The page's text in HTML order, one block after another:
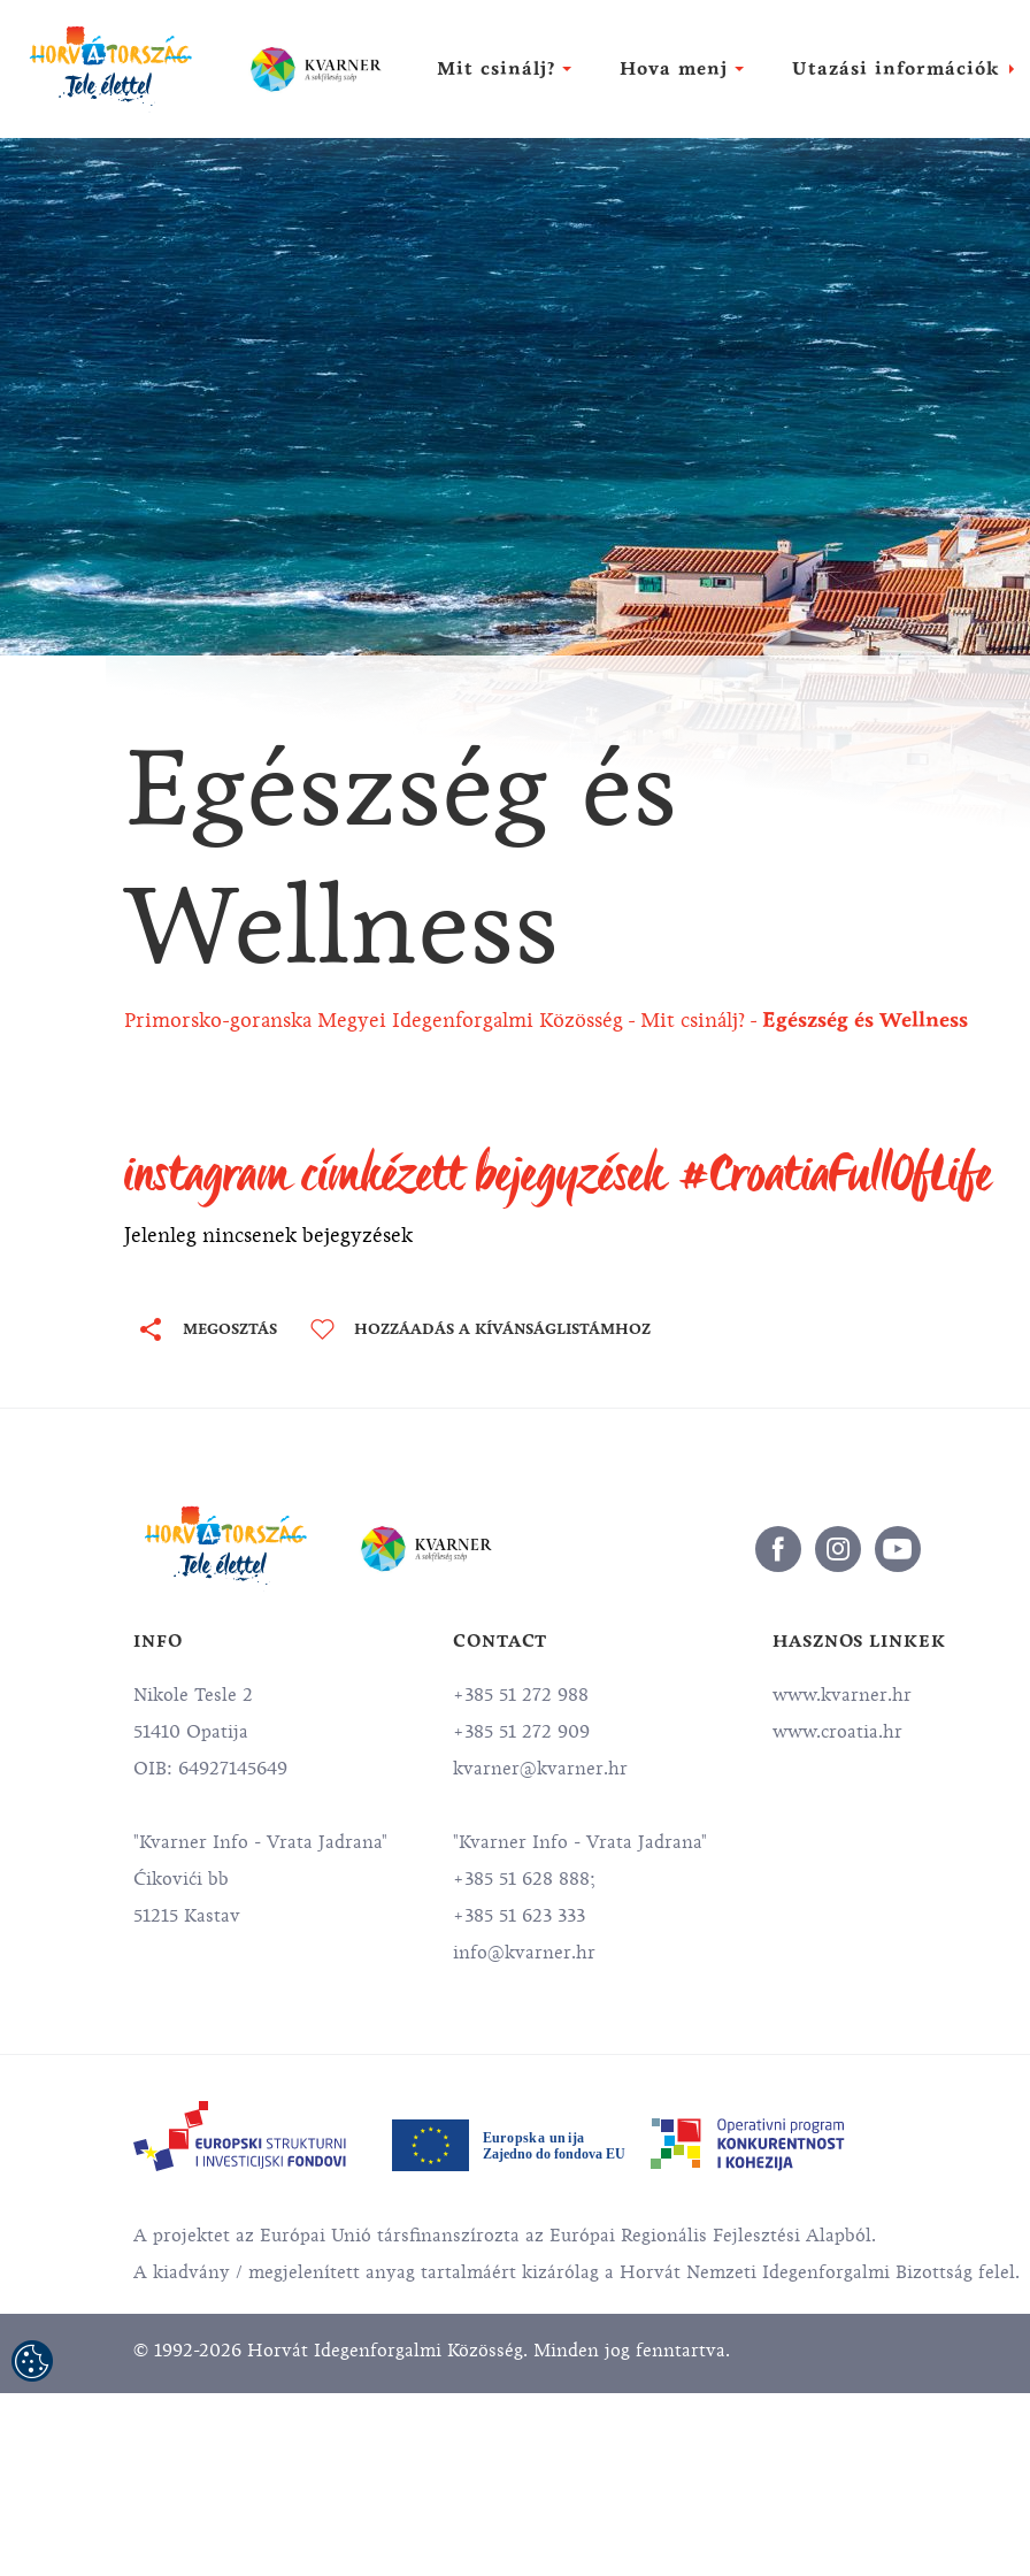
Mit csinálj? Hova menj Utazási információk
Egészség és
Wellness
Primorsko-goranska Megyei Idegenforgalmi Közösség Mit csinálj? Egészség és Wellness
instagram címkézett bejegyzések #CroatiaFullOfLife
Jelenleg nincsenek bejegyzések
MEGOSZTÁS HOZZÁADÁS A KÍVÁNSÁGLISTÁMHOZ
INFO
Nikole Tesle 2
51410 Opatija
OIB: 64927145649
"Kvarner Info - Vrata Jadrana"
Ćikovići bb
51215 Kastav
CONTACT
+385 51 272 988
+385 51 272 909
kvarner@kvarner.hr
"Kvarner Info - Vrata Jadrana"
+385 51 628 888;
+385 51 623 333
info@kvarner.hr
HASZNOS LINKEK
www.kvarner.hr
www.croatia.hr
A projektet az Európai Unió társfinanszírozta az Európai Regionális Fejlesztési Alapból.
A kiadvány / megjelenített anyag tartalmáért kizárólag a Horvát Nemzeti Idegenforgalmi Bizottság felel.
© 1992-2026 Horvát Idegenforgalmi Közösség. Minden jog fenntartva.